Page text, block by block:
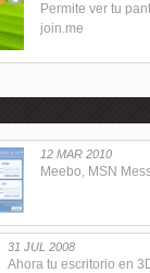
Permite ver tu
join.me
12 MAR 2010
Meebo, MSN
31 JUL 2008
Ahora tu escritorio en